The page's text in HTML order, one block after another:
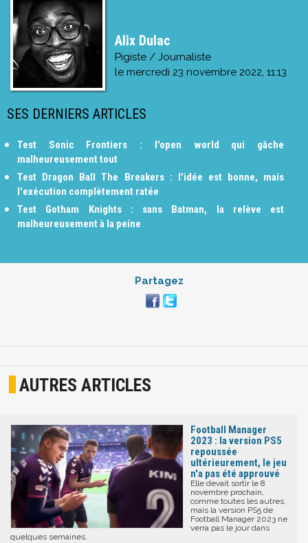
Alix Dulac
Pigiste / Journaliste
le mercredi 23 novembre 2022, 11:13
SES DERNIERS ARTICLES
Test Sonic Frontiers : l'open world qui gâche
malheureusement tout
Test Dragon Ball The Breakers : l'idée est bonne, mais
l'exécution complètement ratée
Test Gotham Knights : sans Batman, la relève est
malheureusement à la peine
Partagez
AUTRES ARTICLES
Football Manager
2023 : la version PS5
repoussée
ultérieurement, le jeu
n'a pas été approuvé
Elle devait sortir le 8
novembre prochain,
comme toutes les autres,
mais la version PS5 de
Football Manager 2023 ne
verra pas le jour dans
quelques semaines.